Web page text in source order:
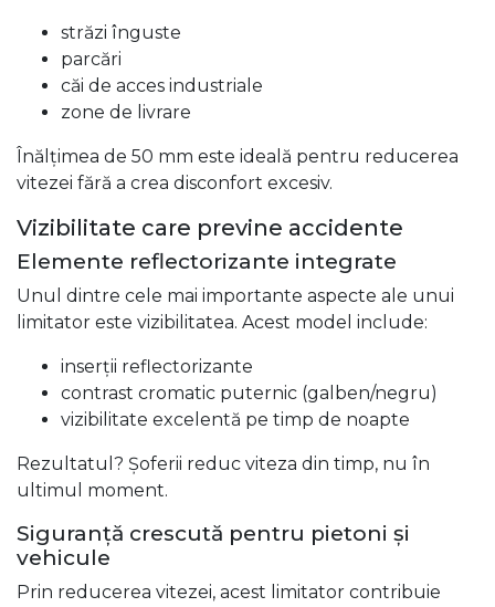
străzi înguste
parcări
căi de acces industriale
zone de livrare
Înălțimea de 50 mm este ideală pentru reducerea
vitezei fără a crea disconfort excesiv.
Vizibilitate care previne accidente
Elemente reflectorizante integrate
Unul dintre cele mai importante aspecte ale unui
limitator este vizibilitatea. Acest model include:
inserții reflectorizante
contrast cromatic puternic (galben/negru)
vizibilitate excelentă pe timp de noapte
Rezultatul? Șoferii reduc viteza din timp, nu în
ultimul moment.
Siguranță crescută pentru pietoni și
vehicule
Prin reducerea vitezei, acest limitator contribuie